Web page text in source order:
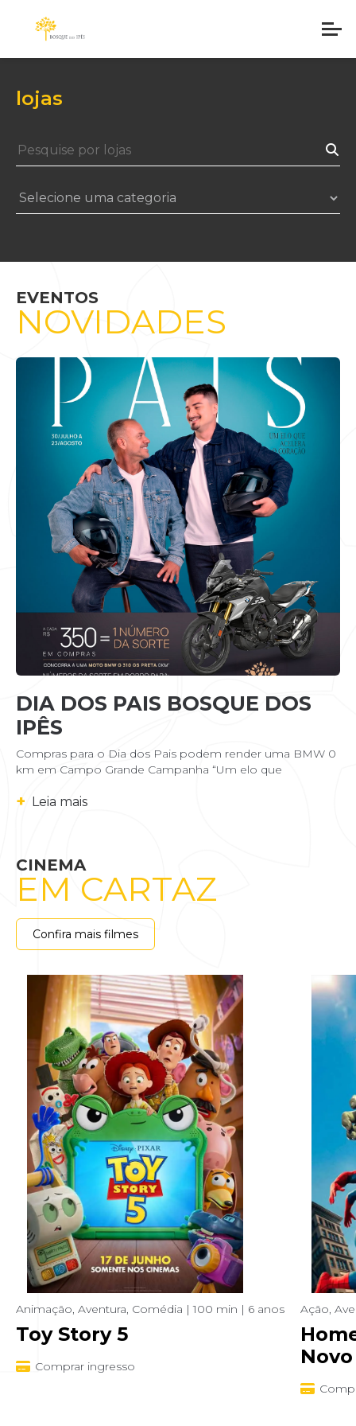
lojas
EVENTOS
NOVIDADES
DIA DOS PAIS BOSQUE DOS
IPÊS
Compras para o Dia dos Pais podem render uma BMW 0
km em Campo Grande Campanha “Um elo que
+ Leia mais
CINEMA
EM CARTAZ
Confira mais filmes
Animação, Aventura, Comédia | 100 min | 6 anos
Toy Story 5
Comprar ingresso
Ação,